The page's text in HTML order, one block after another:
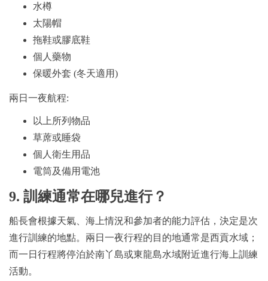
水樽
太陽帽
拖鞋或膠底鞋
個人藥物
保暖外套 (冬天適用)
兩日一夜航程:
以上所列物品
草蓆或睡袋
個人衛生用品
電筒及備用電池
9. 訓練通常在哪兒進行？
船長會根據天氣、海上情況和參加者的能力評估，決定是次
進行訓練的地點。兩日一夜行程的目的地通常是西貢水域；
而一日行程將停泊於南丫島或東龍島水域附近進行海上訓練
活動。